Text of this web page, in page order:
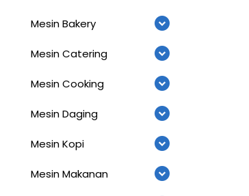
Mesin Bakery
Mesin Catering
Mesin Cooking
Mesin Daging
Mesin Kopi
Mesin Makanan